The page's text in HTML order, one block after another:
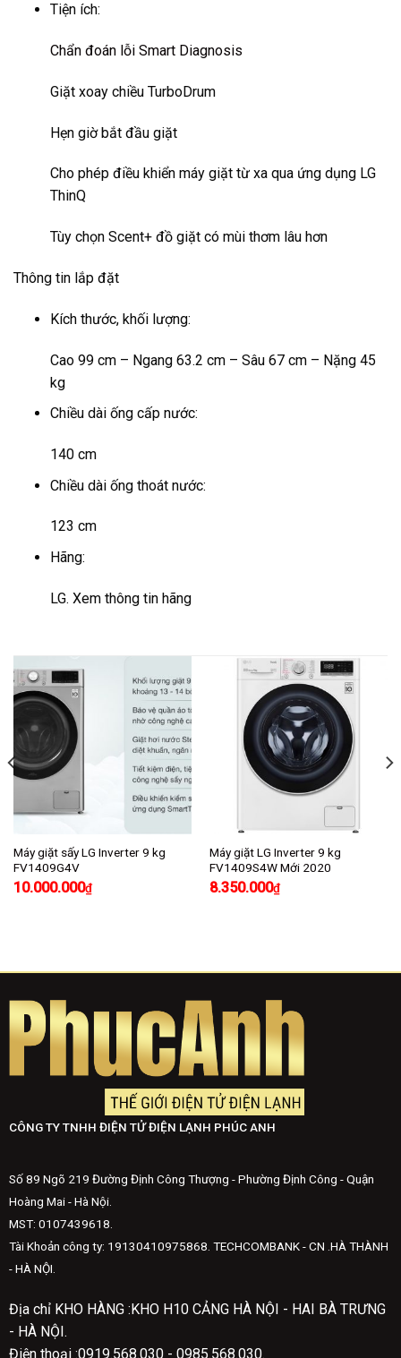
Tiện ích:
Chẩn đoán lỗi Smart Diagnosis
Giặt xoay chiều TurboDrum
Hẹn giờ bắt đầu giặt
Cho phép điều khiển máy giặt từ xa qua ứng dụng LG
ThinQ
Tùy chọn Scent+ đồ giặt có mùi thơm lâu hơn
Thông tin lắp đặt
Kích thước, khối lượng:
Cao 99 cm – Ngang 63.2 cm – Sâu 67 cm – Nặng 45
kg
Chiều dài ống cấp nước:
140 cm
Chiều dài ống thoát nước:
123 cm
Hãng:
LG. Xem thông tin hãng
Máy giặt sấy LG Inverter 9 kg
FV1409G4V
10.000.000₫
Máy giặt LG Inverter 9 kg
FV1409S4W Mới 2020
8.350.000₫
CÔNG TY TNHH ĐIỆN TỬ ĐIỆN LẠNH PHÚC ANH
Số 89 Ngõ 219 Đường Định Công Thượng - Phường Định Công - Quận
Hoàng Mai - Hà Nội.
MST: 0107439618.
Tài Khoản công ty: 19130410975868. TECHCOMBANK - CN .HÀ THÀNH
- HÀ NỘI.
Địa chỉ KHO HÀNG :KHO H10 CẢNG HÀ NỘI - HAI BÀ TRƯNG
- HÀ NỘI.
Điện thoại :0919.568.030 - 0985.568.030.